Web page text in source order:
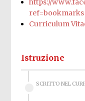
https://
ref=bookmarks
Curriculum
Istruzione
SCRITTO NEL